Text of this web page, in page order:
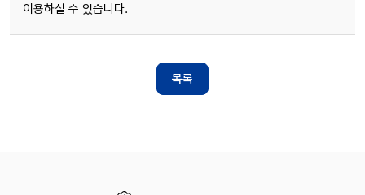
이용하실 수 있습니다.
목록